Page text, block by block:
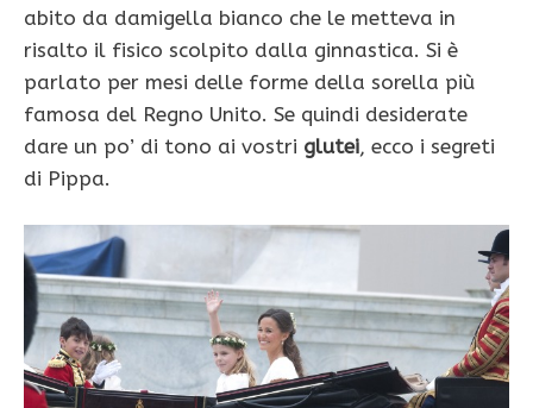
abito da damigella bianco che le metteva in
risalto il fisico scolpito dalla ginnastica. Si è
parlato per mesi delle forme della sorella più
famosa del Regno Unito. Se quindi desiderate
dare un po’ di tono ai vostri glutei, ecco i segreti
di Pippa.